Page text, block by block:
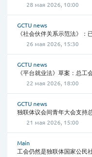
28 мая 2026, 10:00
GCTU news
《社会伙伴关系示范法》：
26 мая 2026, 15:30
GCTU news
《平台就业法》草案：总工
22 мая 2026, 18:00
GCTU news
独联体议会间青年大会支持
21 мая 2026, 15:00
Main
工会仍然是独联体国家公民